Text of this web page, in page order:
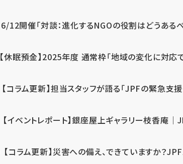
6/12開催「対談：進化するNGOの役割はどうある
【休眠預金】2025年度 通常枠「地域の変化に対応
【コラム更新】担当スタッフが語る「JPFの緊急支
【イベントレポート】銀座屋上ギャラリー枝香庵
【コラム更新】災害への備え、できていますか？